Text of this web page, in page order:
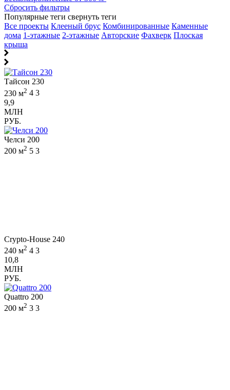
Сбросить фильтры
Популярные теги свернуть теги
Все проекты Клееный брус Комбинированные Каменные
дома 1-этажные 2-этажные Авторские Фахверк Плоская
крыша
Тайсон 230
230 м2 4 3
9,9
МЛН
РУБ.
Челси 200
200 м2 5 3
Crypto-House 240
240 м2 4 3
10,8
МЛН
РУБ.
Quattro 200
200 м2 3 3